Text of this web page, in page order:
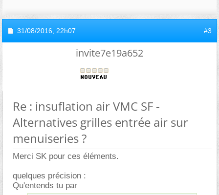
31/08/2016, 22h07 #3
invite7e19a652
Re : insuflation air VMC SF -
Alternatives grilles entrée air sur
menuiseries ?
Merci SK pour ces éléments.
quelques précision :
Qu'entends tu par